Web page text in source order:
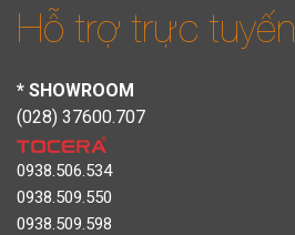
Hỗ trợ trực tuyến
* SHOWROOM
(028) 37600.707
0938.506.534
0938.509.550
0938.509.598